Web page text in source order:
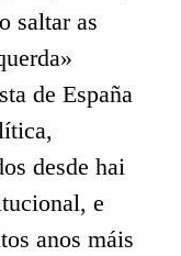
saltar as
de España
desde hai
e
anos máis